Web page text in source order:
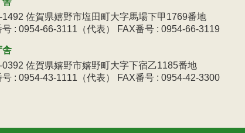
1492 佐賀県嬉野市塩田町大字馬場下甲1769番地
号 : 0954-66-3111（代表） FAX番号 : 0954-66-3119
舎
0392 佐賀県嬉野市嬉野町大字下宿乙1185番地
号 : 0954-43-1111（代表） FAX番号 : 0954-42-3300